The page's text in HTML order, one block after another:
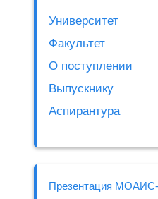
Университет
Факультет
О поступлении
Выпускнику
Аспирантура
Презентация